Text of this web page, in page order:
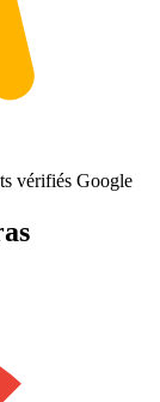
vérifiés Google